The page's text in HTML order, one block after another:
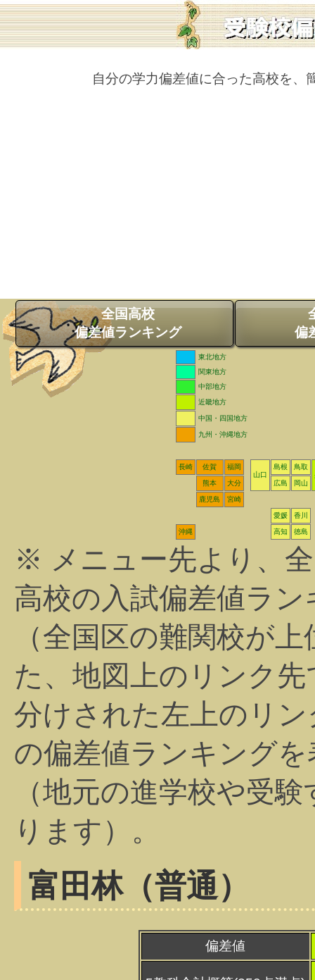
自分の学力偏差値に合った高校を、
全国高校
偏差値ランキング
偏
東北地方
関東地方
中部地方
近畿地方
中国・四国地方
九州・沖縄地方
長崎 佐賀
福岡
山口
島根
鳥取
熊本
大分 広島 岡山
鹿児島 宮崎
愛媛 香川
沖縄 高知 徳島
※ メニュー先より、
高校の入試偏差値ラ
（全国区の難関校が
た、地図上のリンク
分けされた左上のリ
の偏差値ランキング
（地元の進学校や受
ります）。
富田林（普通）
偏差値